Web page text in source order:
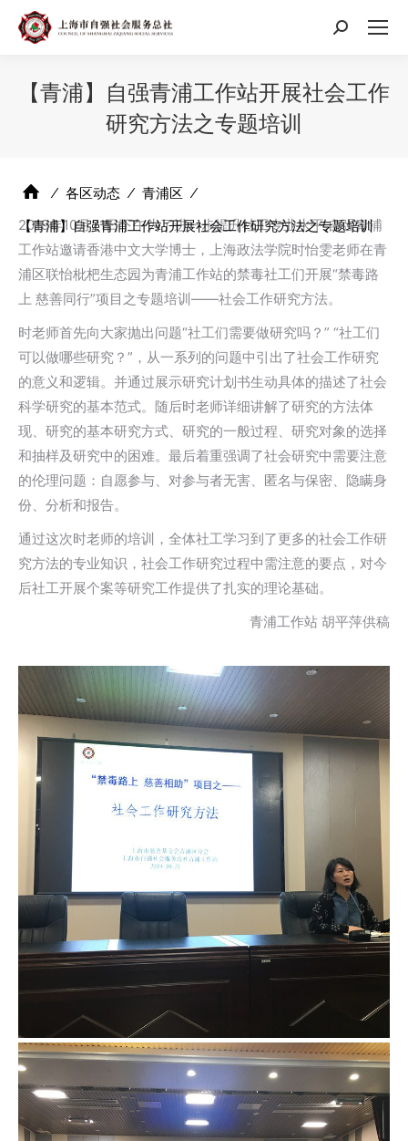
搜
【青浦】自强青浦工作站开展社会工作
研究方法之专题培训
⁄ 各区动态 ⁄ 青浦区 ⁄
【青浦】自强青浦工作站开展社会工作研究方法之专题培训
2019年10月21日下午为了进一步提升社工专业水平,自强青浦
工作站邀请香港中文大学博士，上海政法学院时怡雯老师在青
浦区联怡枇杷生态园为青浦工作站的禁毒社工们开展“禁毒路
上 慈善同行”项目之专题培训——社会工作研究方法。
时老师首先向大家抛出问题“社工们需要做研究吗？” “社工们
可以做哪些研究？”，从一系列的问题中引出了社会工作研究
的意义和逻辑。并通过展示研究计划书生动具体的描述了社会
科学研究的基本范式。随后时老师详细讲解了研究的方法体
现、研究的基本研究方式、研究的一般过程、研究对象的选择
和抽样及研究中的困难。最后着重强调了社会研究中需要注意
的伦理问题：自愿参与、对参与者无害、匿名与保密、隐瞒身
份、分析和报告。
通过这次时老师的培训，全体社工学习到了更多的社会工作研
究方法的专业知识，社会工作研究过程中需注意的要点，对今
后社工开展个案等研究工作提供了扎实的理论基础。
青浦工作站 胡平萍供稿